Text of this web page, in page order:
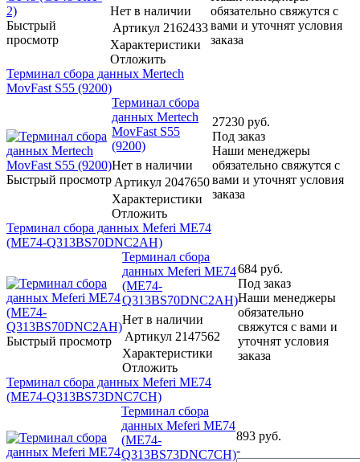
Быстрый
просмотр
Нет в наличии
Артикул 2162433
Характеристики
Отложить
обязательно свяжутся с
вами и уточнят условия
заказа
Терминал сбора данных Mertech
MovFast S55 (9200)
Быстрый просмотр
Терминал сбора
данных Mertech
MovFast S55
(9200)
Нет в наличии
Артикул 2047650
Характеристики
Отложить
27230 руб.
Под заказ
Наши менеджеры
обязательно свяжутся с
вами и уточнят условия
заказа
Терминал сбора данных Meferi ME74
(ME74-Q313BS70DNC2AH)
Быстрый просмотр
Терминал сбора
данных Meferi ME74
(ME74-
Q313BS70DNC2AH)
Нет в наличии
Артикул 2147562
Характеристики
Отложить
684 руб.
Под заказ
Наши менеджеры
обязательно
свяжутся с вами и
уточнят условия
заказа
Терминал сбора данных Meferi ME74
(ME74-Q313BS73DNC7CH)
Терминал сбора
данных Meferi ME74
(ME74-
Q313BS73DNC7CH)
893 руб.
-